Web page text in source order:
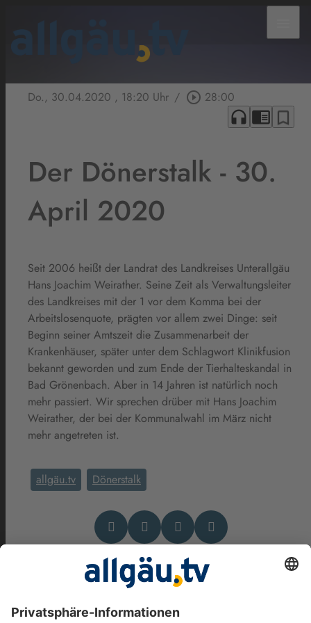
Do., 30.04.2020 , 18:20 Uhr / play_circle_outline 28:00
headphones chrome_reader_mode bookmark_border
Der Dönerstalk - 30.
April 2020
Seit 2006 heißt der Landrat des Landkreises Unterallgäu
Hans Joachim Weirather. Seine Zeit als Verwaltungsleiter
des Landkreises mit der 1 vor dem Komma bei der
Arbeitslosenquote, prägten vor allem zwei Dinge: seit
Beginn seiner Amtszeit die Zusammenarbeit der
Krankenhäuser, später unter dem Schlagwort Klinikfusion
bekannt geworden und zum Ende der Tierhalteskandal in
Bad Grönenbach. Aber in 14 Jahren ist natürlich noch
mehr passiert. Wir sprechen drüber mit Hans Joachim
Weirather, der bei der Kommunalwahl im März nicht
mehr angetreten ist.
allgäu.tv Dönerstalk
Das könnte Dich auch